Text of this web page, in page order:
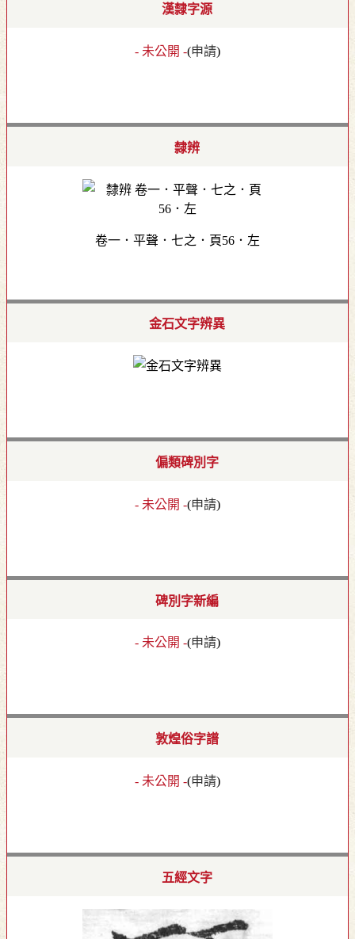
漢隸字源
- 未公開 -(申請)
隸辨
卷一．平聲．七之．頁56．左
金石文字辨異
偏類碑別字
- 未公開 -(申請)
碑別字新編
- 未公開 -(申請)
敦煌俗字譜
- 未公開 -(申請)
五經文字